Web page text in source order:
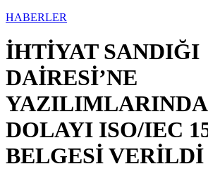
HABERLER
İHTİYAT SANDIĞI
DAİRESİ’NE
DOLAYI ISO/IEC
BELGESİ VERİLDİ